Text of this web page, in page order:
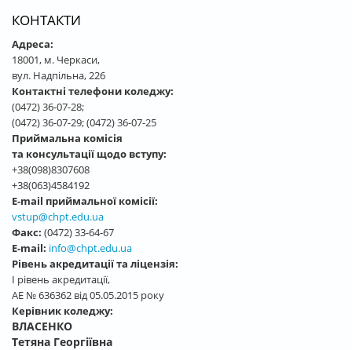
КОНТАКТИ
Адреса:
18001, м. Черкаси,
вул. Надпільна, 226
Контактні телефони коледжу:
(0472) 36-07-28;
(0472) 36-07-29; (0472) 36-07-25
Приймальна комісія
та консультації щодо вступу:
+38(098)8307608
+38(063)4584192
E-mail приймальної комісії:
vstup@chpt.edu.ua
Факс: (0472) 33-64-67
E-mail: info@chpt.edu.ua
Рівень акредитації та ліцензія:
І рівень акредитації,
АЕ № 636362 від 05.05.2015 року
Керівник коледжу:
ВЛАСЕНКО
Тетяна Георгіївна